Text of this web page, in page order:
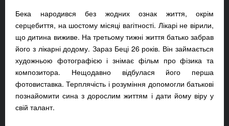
Бека народився без жодних ознак життя, окрім
серцебиття, на шостому місяці вагітності. Лікарі не вірили,
що дитина виживе. На третьому тижні життя батько забрав
його з лікарні додому. Зараз Беці 26 років. Він займається
художньою фотографією і знімає фільм про фізика та
композитора. Нещодавно відбулася його перша
фотовиставка. Терплячість і розуміння допомогли батькові
познайомити сина з дорослим життям і дати йому віру у
свій талант.